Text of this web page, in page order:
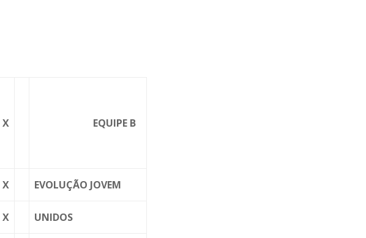
X EQUIPE B
X EVOLUÇÃO JOVEM
X UNIDOS